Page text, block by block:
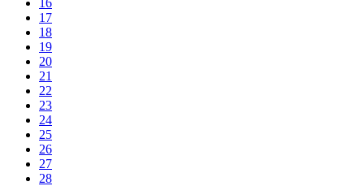
16
17
18
19
20
21
22
23
24
25
26
27
28